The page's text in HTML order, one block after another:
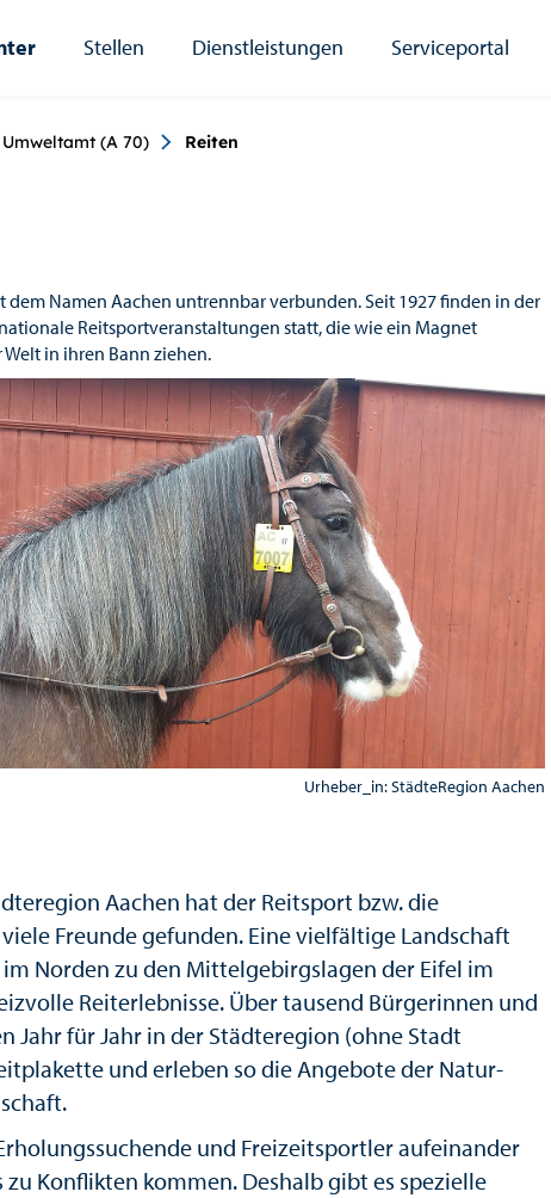
Stellen Dienstleistungen Serviceportal
Umweltamt (A 70) Reiten
dem Namen Aachen untrennbar verbunden. Seit 1927 finden in der
Reitsportveranstaltungen statt, die wie ein Magnet
Welt in ihren Bann ziehen.
Urheber_in: StädteRegion Aachen
Aachen hat der Reitsport bzw. die
Freunde gefunden. Eine vielfältige Landschaft
Norden zu den Mittelgebirgslagen der Eifel im
Reiterlebnisse. Über tausend Bürgerinnen und
Jahr für Jahr in der Städteregion (ohne Stadt
und erleben so die Angebote der Natur-
und Freizeitsportler aufeinander
zu Konflikten kommen. Deshalb gibt es spezielle